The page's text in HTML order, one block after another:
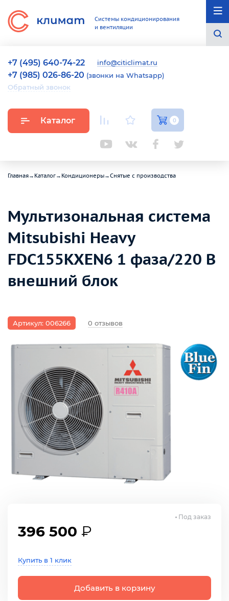
Системы кондиционирования
и вентиляции
+7 (495) 640-74-22 info@citiclimat.ru
+7 (985) 026-86-20 (звонки на Whatsapp)
Обратный звонок
Каталог 0
Главная→ Каталог→ Кондиционеры→Снятые с производства
Мультизональная система
Mitsubishi Heavy
FDC155KXEN6 1 фаза/220 В
внешний блок
Артикул: 006266 0 отзывов
396 500 ₽
Купить в 1 клик
Добавить в корзину
Под заказ